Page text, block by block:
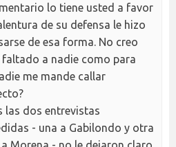
lo tiene usted a favor
de su defensa le hizo
de esa forma. No creo
faltado a nadie como para
me mande callar
las dos entrevistas
- una a Gabilondo y otra